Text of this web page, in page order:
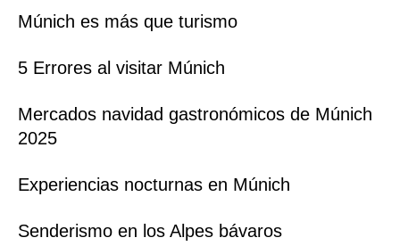
Múnich es más que turismo
5 Errores al visitar Múnich
Mercados navidad gastronómicos de Múnich
2025
Experiencias nocturnas en Múnich
Senderismo en los Alpes bávaros